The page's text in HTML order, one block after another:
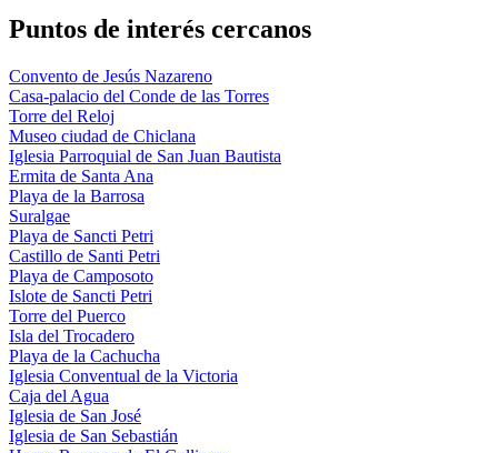
Puntos de interés cercanos
Convento de Jesús Nazareno
Casa-palacio del Conde de las Torres
Torre del Reloj
Museo ciudad de Chiclana
Iglesia Parroquial de San Juan Bautista
Ermita de Santa Ana
Playa de la Barrosa
Suralgae
Playa de Sancti Petri
Castillo de Santi Petri
Playa de Camposoto
Islote de Sancti Petri
Torre del Puerco
Isla del Trocadero
Playa de la Cachucha
Iglesia Conventual de la Victoria
Caja del Agua
Iglesia de San José
Iglesia de San Sebastián